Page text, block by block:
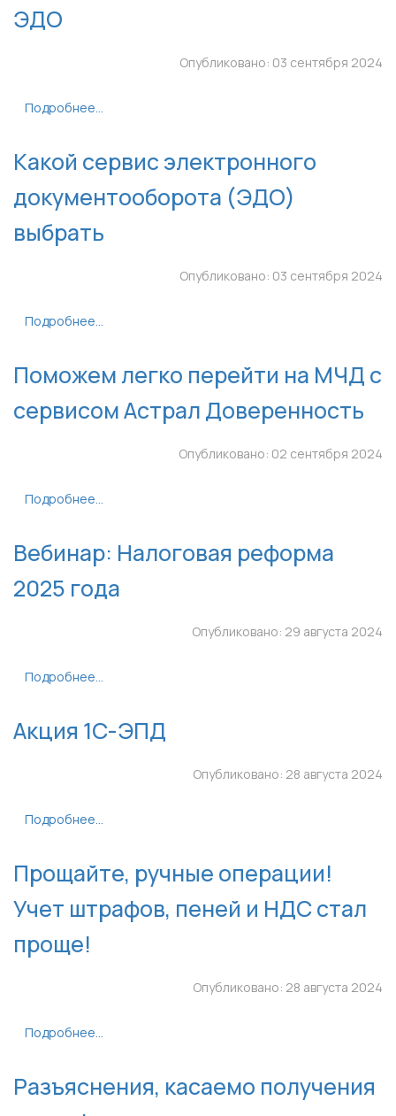
ЭДО
Опубликовано: 03 сентября 2024
Подробнее...
Какой сервис электронного
документооборота (ЭДО)
выбрать
Опубликовано: 03 сентября 2024
Подробнее...
Поможем легко перейти на МЧД с
сервисом Астрал Доверенность
Опубликовано: 02 сентября 2024
Подробнее...
Вебинар: Налоговая реформа
2025 года
Опубликовано: 29 августа 2024
Подробнее...
Акция 1С-ЭПД
Опубликовано: 28 августа 2024
Подробнее...
Прощайте, ручные операции!
Учет штрафов, пеней и НДС стал
проще!
Опубликовано: 28 августа 2024
Подробнее...
Разъяснения, касаемо получения